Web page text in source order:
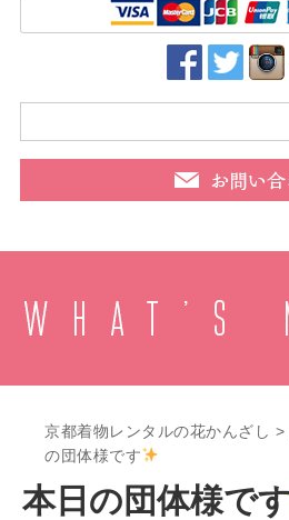
京都着物レンタルの花かんざし >
の団体様です
本日の団体様で